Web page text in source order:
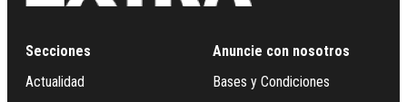
Secciones
Actualidad
Anuncie con nosotros
Bases y Condiciones